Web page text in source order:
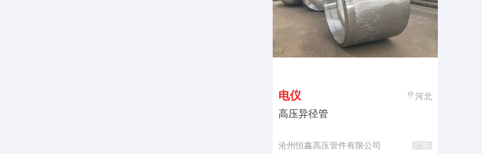
电仪 河北
高压异径管
沧州恒鑫高压管件有限公司 广告